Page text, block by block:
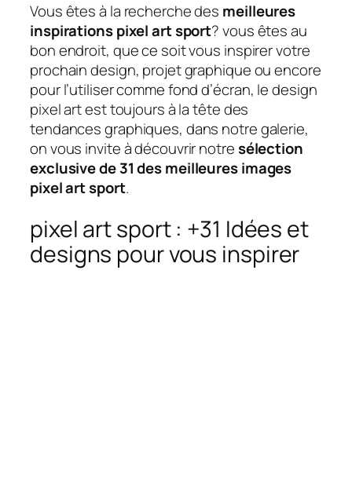
Vous êtes à la recherche des meilleures
inspirations pixel art sport? vous êtes au
bon endroit, que ce soit vous inspirer votre
prochain design, projet graphique ou encore
pour l’utiliser comme fond d’écran, le design
pixel art est toujours à la tête des
tendances graphiques, dans notre galerie,
on vous invite à découvrir notresélection
exclusive de 31 des meilleures images
pixel art sport.
pixel art sport : +31 Idées et
designs pour vous inspirer